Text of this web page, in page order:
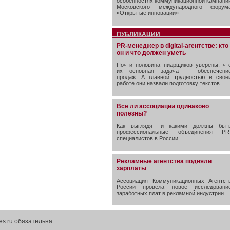
Московского международного
«Открытые инновации»
ПУБЛИКАЦИИ
PR-менеджер в digital-агентстве: кто
он и что должен уметь
Почти половина пиарщиков уверены,
их основная задача —
продаж. А главной трудностью в
работе они назвали подготовку текстов
Все ли ассоциации одинаково
полезны?
Как выглядят и какими должны
профессиональные объединения
специалистов в России
Рекламные агентства подняли
зарплаты
Ассоциация Коммуникационных
России провела новое
заработных плат в рекламной индустрии
обязательна